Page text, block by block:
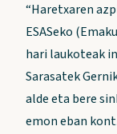
“Haretxaren
ESASeko
hari laukoteak
Sarasatek
alde eta bere
emon eban